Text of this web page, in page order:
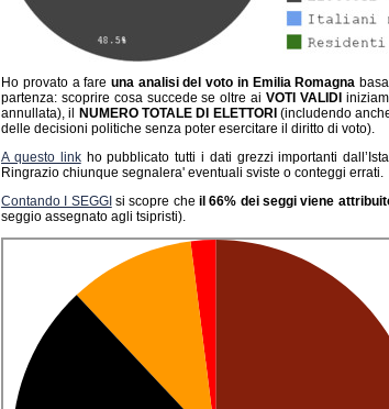
Ho provato a fare una analisi del voto in Emilia Romagna
partenza: scoprire cosa succede se oltre aiVOTI VALIDI
annullata), il
NUMERO TOTALE DI ELETTORI (includendo
delle decisioni politiche senza poter esercitare il diritto di voto).
A questo linkho pubblicato tutti i dati grezzi importanti
Ringrazio chiunque segnalera' eventuali sviste o conteggi errati.
Contando I SEGGI si scopre cheil 66% dei seggi viene
seggio assegnato agli tsipristi).